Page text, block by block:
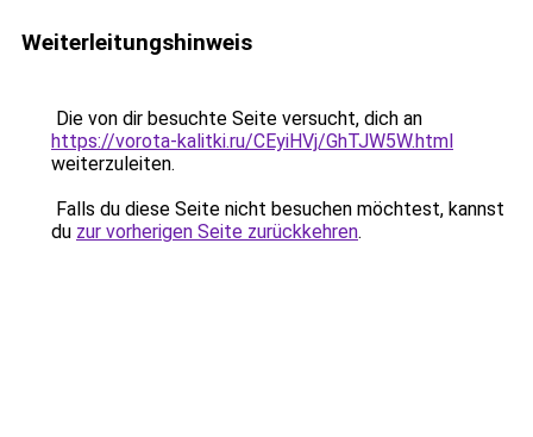
Weiterleitungshinweis
Die von dir besuchte Seite versucht, dich an
https://vorota-kalitki.ru/CEyiHVj/GhTJW5W.html
weiterzuleiten.
Falls du diese Seite nicht besuchen möchtest, kannst
du zur vorherigen Seite zurückkehren.